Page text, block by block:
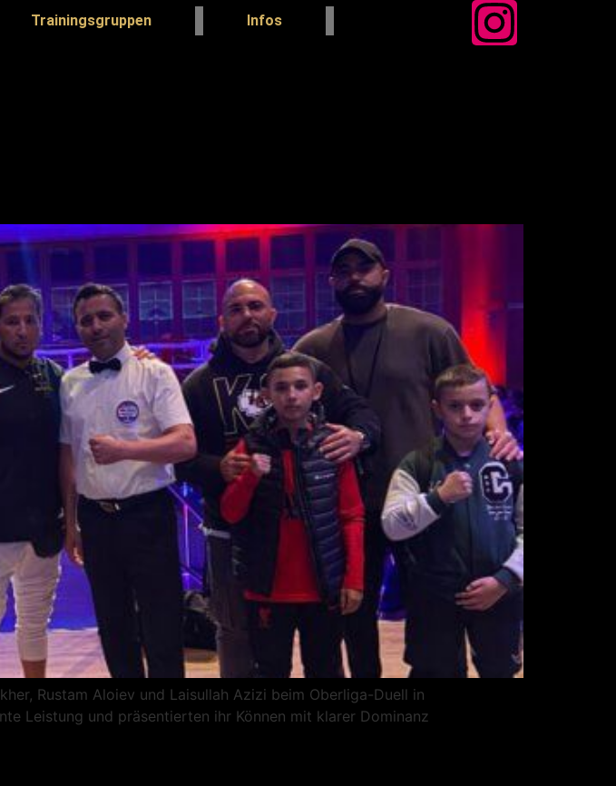
Trainingsgruppen Infos
Rustam Aloiev und Laisullah Azizi beim Oberliga-Duell in
Leistung und präsentierten ihr Können mit klarer Dominanz